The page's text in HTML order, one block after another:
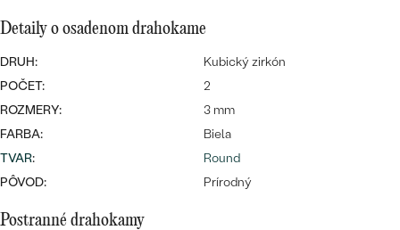
Wave kolekcia
PREZRIEŤ
OBJAVIŤ
PREZRIEŤ
Detaily o osadenom drahokame
DRUH:
Kubický zirkón
POČET:
2
ROZMERY:
3 mm
FARBA:
Biela
TVAR:
Round
PÔVOD:
Prírodný
Postranné drahokamy